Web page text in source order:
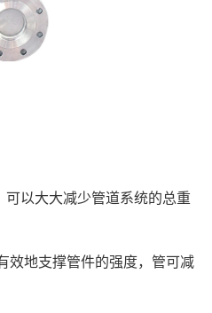
以大大减少管道系统的总重
效地支撑管件的强度，管可减